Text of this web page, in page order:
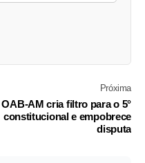
Próxima
OAB-AM cria filtro para o 5°
constitucional e empobrece
disputa